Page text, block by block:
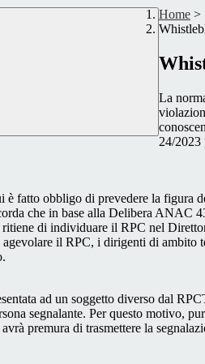
Home >
La
24/2023
fatto obbligo di prevedere la figura
che in base alla Delibera ANAC
di individuare il RPC nel
il RPC, i dirigenti di
ad un soggetto diverso dal
segnalante. Per questo motivo,
premura di trasmettere la